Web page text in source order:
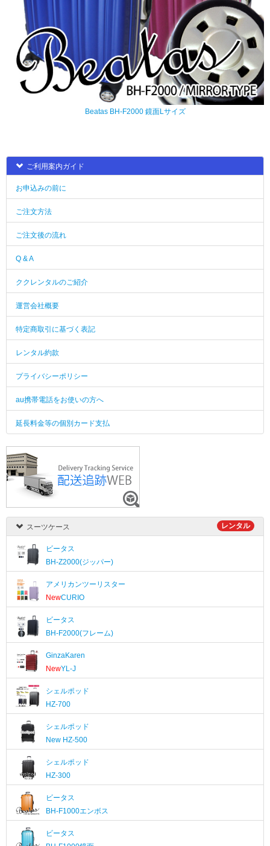
Beatas BH-F2000 鏡面Lサイズ
ご利用案内ガイド
お申込みの前に
ご注文方法
ご注文後の流れ
Q & A
ククレンタルのご紹介
運営会社概要
特定商取引に基づく表記
レンタル約款
プライバシーポリシー
au携帯電話をお使いの方へ
延長料金等の個別カード支払
スーツケース レンタル
ビータス
BH-Z2000(ジッパー)
アメリカンツーリスター
NewCURIO
ビータス
BH-F2000(フレーム)
GinzaKaren
NewYL-J
シェルポッド
HZ-700
シェルポッド
New HZ-500
シェルポッド
HZ-300
ビータス
BH-F1000エンボス
ビータス